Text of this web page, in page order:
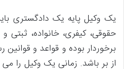
یک وکیل پایه یک دادگستری
حقوقی، کیفری، خانواده، ثبتی
برخوردار بوده و قواعد و قوانین
از بر باشد. زمانی یک وکیل را می